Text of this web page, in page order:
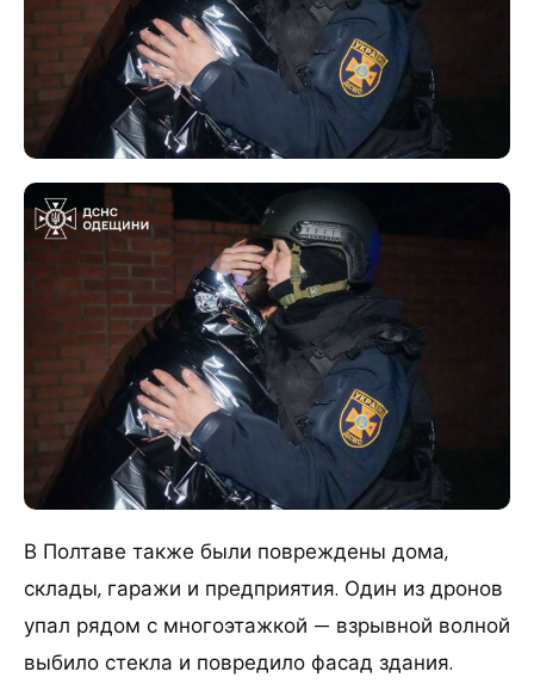
В Полтаве также были повреждены дома,
склады, гаражи и предприятия. Один из дронов
упал рядом с многоэтажкой — взрывной волной
выбило стекла и повредило фасад здания.